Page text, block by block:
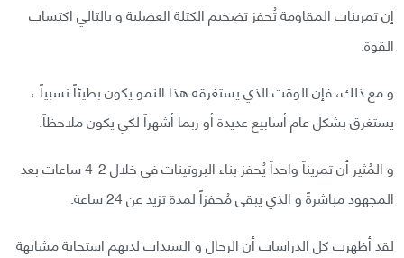
إن تمرينات المقاومة تُحفز تضخيم الكتلة العضلية و بالتالي اكتساب
القوة.
و مع ذلك، فإن الوقت الذي يستغرقه هذا النمو يكون بطيئاً نسبياً ،
يستغرق بشكل عام أسابيع عديدة أو ربما أشهراً لكي يكون ملاحظاً.
و المُثير أن تمريناً واحداً يُحفز بناء البروتينات في خلال 2-4 ساعات بعد
المجهود مباشرةً و الذي يبقى مُحفزاً لمدة تزيد عن 24 ساعة.
لقد أظهرت كل الدراسات أن الرجال و السيدات لديهم استجابة مشابهة